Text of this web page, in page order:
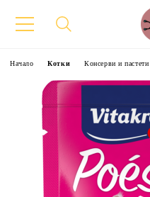
Начало Котки Консерви и пастети